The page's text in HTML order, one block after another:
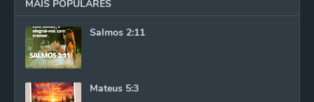
MAIS POPULARES
Salmos 2:11
Mateus 5:3